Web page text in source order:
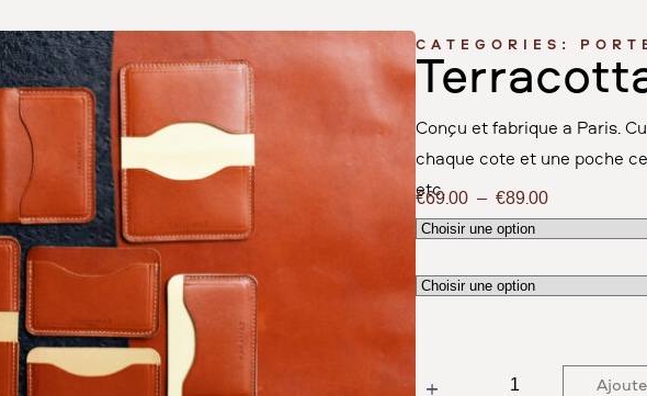
CATEGORIES:
Conçu et fabriqué à Paris.
chaque côté et une poche
etc.
€69.00 – €89.00